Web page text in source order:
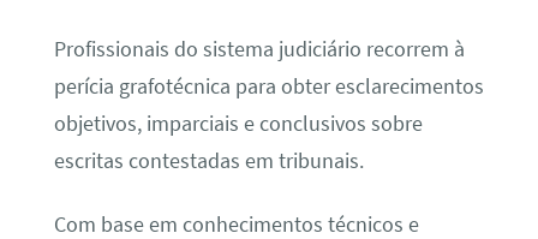
Profissionais do sistema judiciário recorrem à
perícia grafotécnica para obter esclarecimentos
objetivos, imparciais e conclusivos sobre
escritas contestadas em tribunais.
Com base em conhecimentos técnicos e